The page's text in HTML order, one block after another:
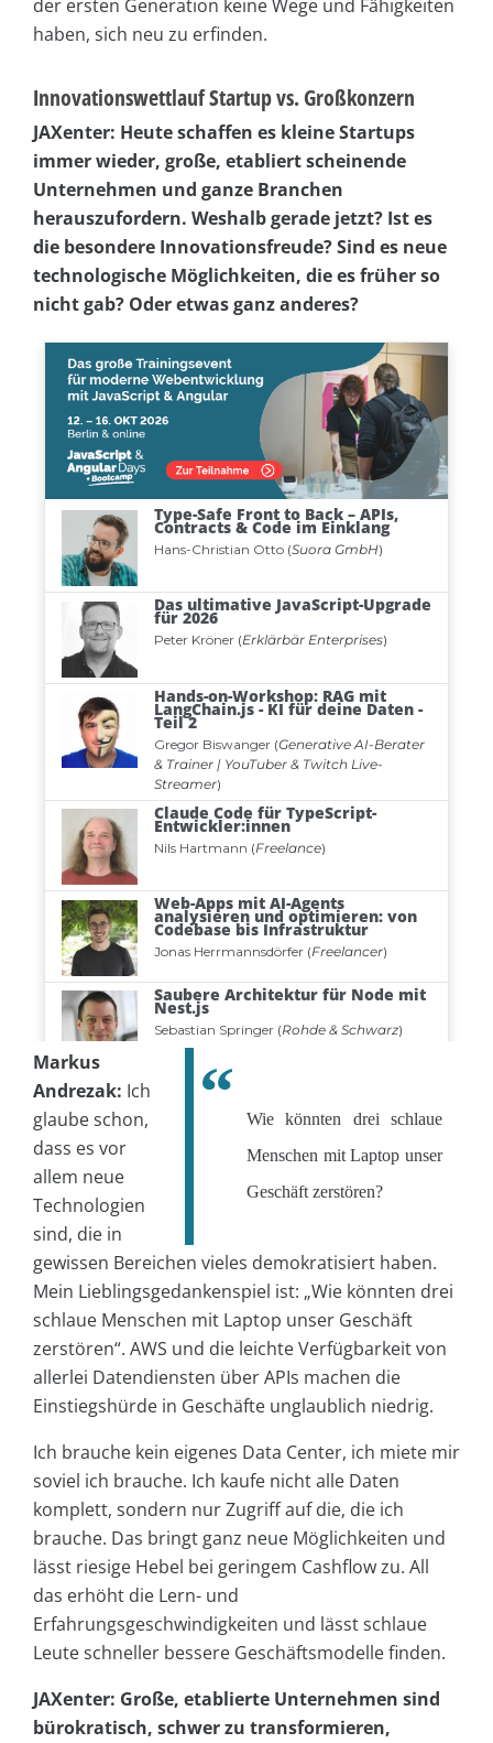
der ersten Generation keine Wege und Fähigkeiten
haben, sich neu zu erfinden.
Innovationswettlauf Startup vs. Großkonzern
JAXenter: Heute schaffen es kleine Startups
immer wieder, große, etabliert scheinende
Unternehmen und ganze Branchen
herauszufordern. Weshalb gerade jetzt? Ist es
die besondere Innovationsfreude? Sind es neue
technologische Möglichkeiten, die es früher so
nicht gab? Oder etwas ganz anderes?
Wie könnten drei schlaue
Menschen mit Laptop unser
Geschäft zerstören?
Markus
Andrezak: Ich
glaube schon,
dass es vor
allem neue
Technologien
sind, die in
gewissen Bereichen vieles demokratisiert haben.
Mein Lieblingsgedankenspiel ist: „Wie könnten drei
schlaue Menschen mit Laptop unser Geschäft
zerstören“. AWS und die leichte Verfügbarkeit von
allerlei Datendiensten über APIs machen die
Einstiegshürde in Geschäfte unglaublich niedrig.
Ich brauche kein eigenes Data Center, ich miete mir
soviel ich brauche. Ich kaufe nicht alle Daten
komplett, sondern nur Zugriff auf die, die ich
brauche. Das bringt ganz neue Möglichkeiten und
lässt riesige Hebel bei geringem Cashflow zu. All
das erhöht die Lern- und
Erfahrungsgeschwindigkeiten und lässt schlaue
Leute schneller bessere Geschäftsmodelle finden.
JAXenter: Große, etablierte Unternehmen sind
bürokratisch, schwer zu transformieren,